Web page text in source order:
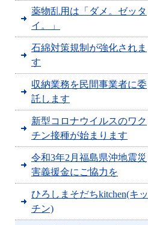
薬物乱用は「ダメ。ゼッタ
イ。」
石綿対策規制が強化されま
す
収納業務を民間事業者に委
託します
新型コロナウイルスのワク
チン接種が始まります
令和3年2月福島県沖地震災
害義援金にご協力を
ひろしまそだちkitchen(キッ
チン)